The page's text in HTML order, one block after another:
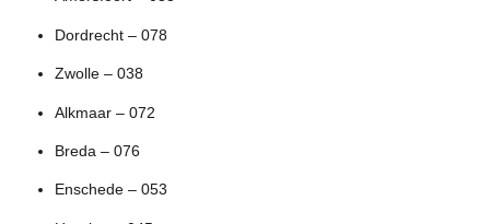
Dordrecht – 078
Zwolle – 038
Alkmaar – 072
Breda – 076
Enschede – 053